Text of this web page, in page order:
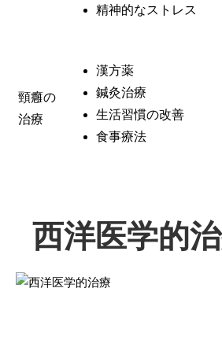
精神的なストレス
頸癰の
治療
漢方薬
鍼灸治療
生活習慣の改善
食事療法
西洋医学的